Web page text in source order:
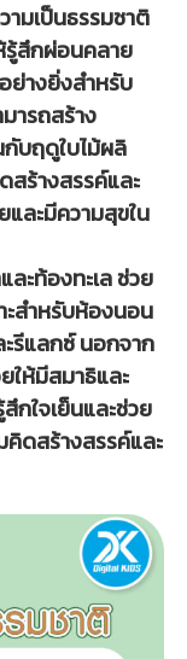
ามเป็นธรรมชาติ
รู้สึกผ่อนคลาย
ย่างยิ่งสำหรับ
ารถสร้าง
บฤดูใบไม้ผลิ
สร้างสรรค์และ
และมีความสุขใน
ะท้องทะเล ช่วย
ะสำหรับห้องนอน
รีแลกซ์ นอกจาก
ให้มีสมาธิและ
กใจเย็นและช่วย
ดสร้างสรรค์และ